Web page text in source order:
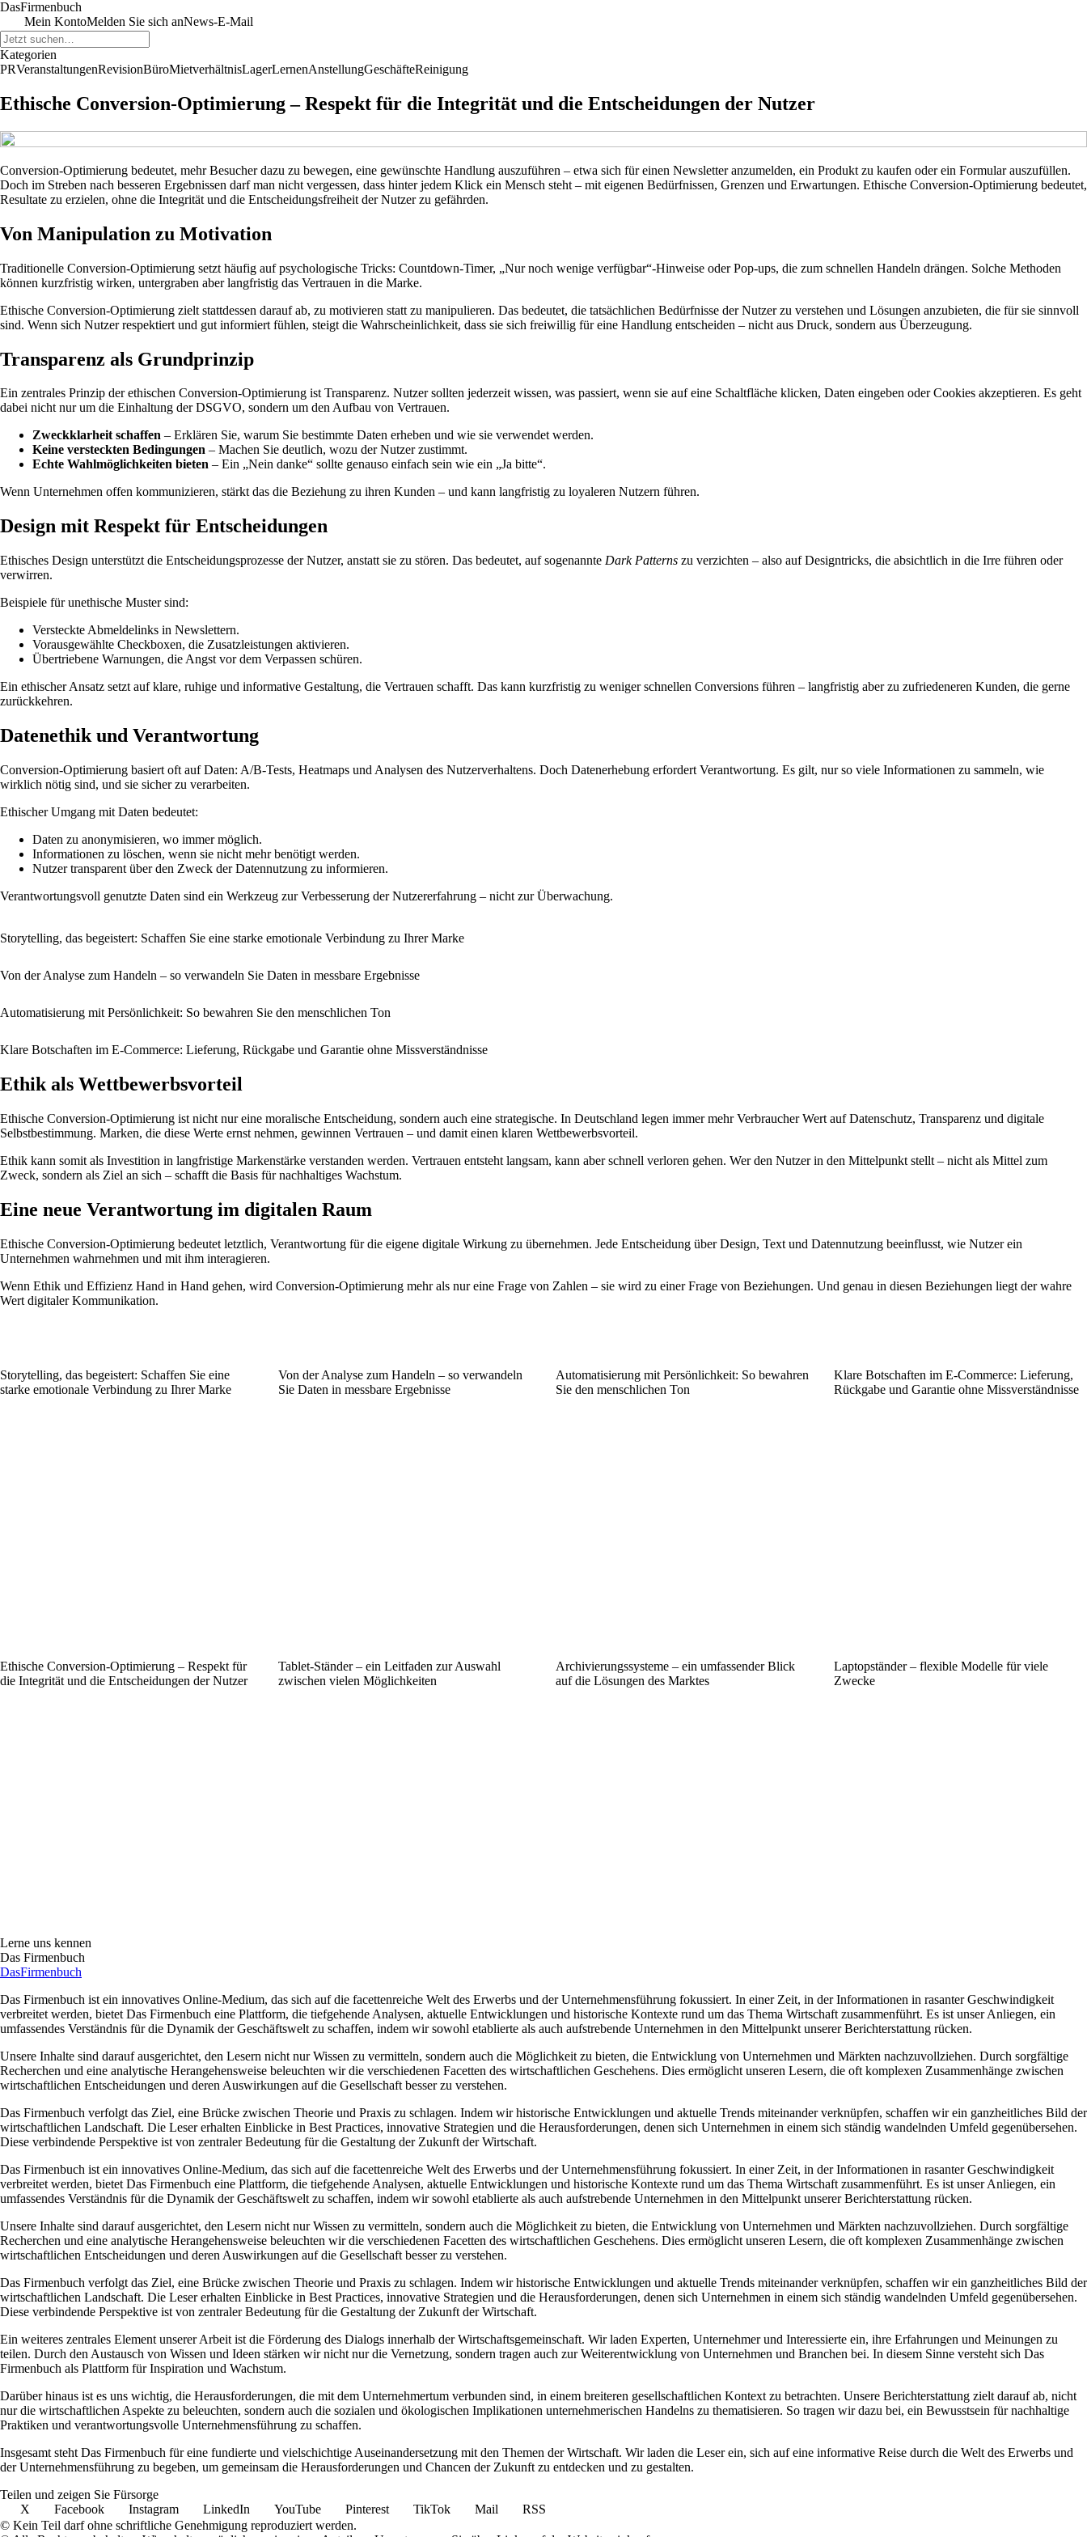
DasFirmenbuch
Mein KontoMelden Sie sich anNews-E-Mail
Kategorien
PRVeranstaltungenRevisionBüroMietverhältnisLagerLernenAnstellungGeschäfteReinigung
Ethische Conversion-Optimierung – Respekt für die Integrität und die Entscheidungen der Nutzer
Conversion-Optimierung bedeutet, mehr Besucher dazu zu bewegen, eine gewünschte Handlung auszuführen – etwa sich für einen Newsletter anzumelden, ein Produkt zu kaufen oder ein Formular auszufüllen.
Doch im Streben nach besseren Ergebnissen darf man nicht vergessen, dass hinter jedem Klick ein Mensch steht – mit eigenen Bedürfnissen, Grenzen und Erwartungen. Ethische Conversion-Optimierung bedeutet,
Resultate zu erzielen, ohne die Integrität und die Entscheidungsfreiheit der Nutzer zu gefährden.
Von Manipulation zu Motivation
Traditionelle Conversion-Optimierung setzt häufig auf psychologische Tricks: Countdown-Timer, „Nur noch wenige verfügbar“-Hinweise oder Pop-ups, die zum schnellen Handeln drängen. Solche Methoden
können kurzfristig wirken, untergraben aber langfristig das Vertrauen in die Marke.
Ethische Conversion-Optimierung zielt stattdessen darauf ab, zu motivieren statt zu manipulieren. Das bedeutet, die tatsächlichen Bedürfnisse der Nutzer zu verstehen und Lösungen anzubieten, die für sie sinnvoll
sind. Wenn sich Nutzer respektiert und gut informiert fühlen, steigt die Wahrscheinlichkeit, dass sie sich freiwillig für eine Handlung entscheiden – nicht aus Druck, sondern aus Überzeugung.
Transparenz als Grundprinzip
Ein zentrales Prinzip der ethischen Conversion-Optimierung ist Transparenz. Nutzer sollten jederzeit wissen, was passiert, wenn sie auf eine Schaltfläche klicken, Daten eingeben oder Cookies akzeptieren. Es geht
dabei nicht nur um die Einhaltung der DSGVO, sondern um den Aufbau von Vertrauen.
Zweckklarheit schaffen – Erklären Sie, warum Sie bestimmte Daten erheben und wie sie verwendet werden.
Keine versteckten Bedingungen – Machen Sie deutlich, wozu der Nutzer zustimmt.
Echte Wahlmöglichkeiten bieten – Ein „Nein danke“ sollte genauso einfach sein wie ein „Ja bitte“.
Wenn Unternehmen offen kommunizieren, stärkt das die Beziehung zu ihren Kunden – und kann langfristig zu loyaleren Nutzern führen.
Design mit Respekt für Entscheidungen
Ethisches Design unterstützt die Entscheidungsprozesse der Nutzer, anstatt sie zu stören. Das bedeutet, auf sogenannte Dark Patterns zu verzichten – also auf Designtricks, die absichtlich in die Irre führen oder
verwirren.
Beispiele für unethische Muster sind:
Versteckte Abmeldelinks in Newslettern.
Vorausgewählte Checkboxen, die Zusatzleistungen aktivieren.
Übertriebene Warnungen, die Angst vor dem Verpassen schüren.
Ein ethischer Ansatz setzt auf klare, ruhige und informative Gestaltung, die Vertrauen schafft. Das kann kurzfristig zu weniger schnellen Conversions führen – langfristig aber zu zufriedeneren Kunden, die gerne
zurückkehren.
Datenethik und Verantwortung
Conversion-Optimierung basiert oft auf Daten: A/B-Tests, Heatmaps und Analysen des Nutzerverhaltens. Doch Datenerhebung erfordert Verantwortung. Es gilt, nur so viele Informationen zu sammeln, wie
wirklich nötig sind, und sie sicher zu verarbeiten.
Ethischer Umgang mit Daten bedeutet:
Daten zu anonymisieren, wo immer möglich.
Informationen zu löschen, wenn sie nicht mehr benötigt werden.
Nutzer transparent über den Zweck der Datennutzung zu informieren.
Verantwortungsvoll genutzte Daten sind ein Werkzeug zur Verbesserung der Nutzererfahrung – nicht zur Überwachung.
Storytelling, das begeistert: Schaffen Sie eine starke emotionale Verbindung zu Ihrer Marke
Von der Analyse zum Handeln – so verwandeln Sie Daten in messbare Ergebnisse
Automatisierung mit Persönlichkeit: So bewahren Sie den menschlichen Ton
Klare Botschaften im E-Commerce: Lieferung, Rückgabe und Garantie ohne Missverständnisse
Ethik als Wettbewerbsvorteil
Ethische Conversion-Optimierung ist nicht nur eine moralische Entscheidung, sondern auch eine strategische. In Deutschland legen immer mehr Verbraucher Wert auf Datenschutz, Transparenz und digitale
Selbstbestimmung. Marken, die diese Werte ernst nehmen, gewinnen Vertrauen – und damit einen klaren Wettbewerbsvorteil.
Ethik kann somit als Investition in langfristige Markenstärke verstanden werden. Vertrauen entsteht langsam, kann aber schnell verloren gehen. Wer den Nutzer in den Mittelpunkt stellt – nicht als Mittel zum
Zweck, sondern als Ziel an sich – schafft die Basis für nachhaltiges Wachstum.
Eine neue Verantwortung im digitalen Raum
Ethische Conversion-Optimierung bedeutet letztlich, Verantwortung für die eigene digitale Wirkung zu übernehmen. Jede Entscheidung über Design, Text und Datennutzung beeinflusst, wie Nutzer ein
Unternehmen wahrnehmen und mit ihm interagieren.
Wenn Ethik und Effizienz Hand in Hand gehen, wird Conversion-Optimierung mehr als nur eine Frage von Zahlen – sie wird zu einer Frage von Beziehungen. Und genau in diesen Beziehungen liegt der wahre
Wert digitaler Kommunikation.
Storytelling, das begeistert: Schaffen Sie eine
starke emotionale Verbindung zu Ihrer Marke
Von der Analyse zum Handeln – so verwandeln
Sie Daten in messbare Ergebnisse
Automatisierung mit Persönlichkeit: So bewahren
Sie den menschlichen Ton
Klare Botschaften im E-Commerce: Lieferung,
Rückgabe und Garantie ohne Missverständnisse
Ethische Conversion-Optimierung – Respekt für
die Integrität und die Entscheidungen der Nutzer
Tablet-Ständer – ein Leitfaden zur Auswahl
zwischen vielen Möglichkeiten
Archivierungssysteme – ein umfassender Blick
auf die Lösungen des Marktes
Laptopständer – flexible Modelle für viele
Zwecke
Lerne uns kennen
Das Firmenbuch
DasFirmenbuch
Das Firmenbuch ist ein innovatives Online-Medium, das sich auf die facettenreiche Welt des Erwerbs und der Unternehmensführung fokussiert. In einer Zeit, in der Informationen in rasanter Geschwindigkeit
verbreitet werden, bietet Das Firmenbuch eine Plattform, die tiefgehende Analysen, aktuelle Entwicklungen und historische Kontexte rund um das Thema Wirtschaft zusammenführt. Es ist unser Anliegen, ein
umfassendes Verständnis für die Dynamik der Geschäftswelt zu schaffen, indem wir sowohl etablierte als auch aufstrebende Unternehmen in den Mittelpunkt unserer Berichterstattung rücken.
Unsere Inhalte sind darauf ausgerichtet, den Lesern nicht nur Wissen zu vermitteln, sondern auch die Möglichkeit zu bieten, die Entwicklung von Unternehmen und Märkten nachzuvollziehen. Durch sorgfältige
Recherchen und eine analytische Herangehensweise beleuchten wir die verschiedenen Facetten des wirtschaftlichen Geschehens. Dies ermöglicht unseren Lesern, die oft komplexen Zusammenhänge zwischen
wirtschaftlichen Entscheidungen und deren Auswirkungen auf die Gesellschaft besser zu verstehen.
Das Firmenbuch verfolgt das Ziel, eine Brücke zwischen Theorie und Praxis zu schlagen. Indem wir historische Entwicklungen und aktuelle Trends miteinander verknüpfen, schaffen wir ein ganzheitliches Bild der
wirtschaftlichen Landschaft. Die Leser erhalten Einblicke in Best Practices, innovative Strategien und die Herausforderungen, denen sich Unternehmen in einem sich ständig wandelnden Umfeld gegenübersehen.
Diese verbindende Perspektive ist von zentraler Bedeutung für die Gestaltung der Zukunft der Wirtschaft.
Das Firmenbuch ist ein innovatives Online-Medium, das sich auf die facettenreiche Welt des Erwerbs und der Unternehmensführung fokussiert. In einer Zeit, in der Informationen in rasanter Geschwindigkeit
verbreitet werden, bietet Das Firmenbuch eine Plattform, die tiefgehende Analysen, aktuelle Entwicklungen und historische Kontexte rund um das Thema Wirtschaft zusammenführt. Es ist unser Anliegen, ein
umfassendes Verständnis für die Dynamik der Geschäftswelt zu schaffen, indem wir sowohl etablierte als auch aufstrebende Unternehmen in den Mittelpunkt unserer Berichterstattung rücken.
Unsere Inhalte sind darauf ausgerichtet, den Lesern nicht nur Wissen zu vermitteln, sondern auch die Möglichkeit zu bieten, die Entwicklung von Unternehmen und Märkten nachzuvollziehen. Durch sorgfältige
Recherchen und eine analytische Herangehensweise beleuchten wir die verschiedenen Facetten des wirtschaftlichen Geschehens. Dies ermöglicht unseren Lesern, die oft komplexen Zusammenhänge zwischen
wirtschaftlichen Entscheidungen und deren Auswirkungen auf die Gesellschaft besser zu verstehen.
Das Firmenbuch verfolgt das Ziel, eine Brücke zwischen Theorie und Praxis zu schlagen. Indem wir historische Entwicklungen und aktuelle Trends miteinander verknüpfen, schaffen wir ein ganzheitliches Bild der
wirtschaftlichen Landschaft. Die Leser erhalten Einblicke in Best Practices, innovative Strategien und die Herausforderungen, denen sich Unternehmen in einem sich ständig wandelnden Umfeld gegenübersehen.
Diese verbindende Perspektive ist von zentraler Bedeutung für die Gestaltung der Zukunft der Wirtschaft.
Ein weiteres zentrales Element unserer Arbeit ist die Förderung des Dialogs innerhalb der Wirtschaftsgemeinschaft. Wir laden Experten, Unternehmer und Interessierte ein, ihre Erfahrungen und Meinungen zu
teilen. Durch den Austausch von Wissen und Ideen stärken wir nicht nur die Vernetzung, sondern tragen auch zur Weiterentwicklung von Unternehmen und Branchen bei. In diesem Sinne versteht sich Das
Firmenbuch als Plattform für Inspiration und Wachstum.
Darüber hinaus ist es uns wichtig, die Herausforderungen, die mit dem Unternehmertum verbunden sind, in einem breiteren gesellschaftlichen Kontext zu betrachten. Unsere Berichterstattung zielt darauf ab, nicht
nur die wirtschaftlichen Aspekte zu beleuchten, sondern auch die sozialen und ökologischen Implikationen unternehmerischen Handelns zu thematisieren. So tragen wir dazu bei, ein Bewusstsein für nachhaltige
Praktiken und verantwortungsvolle Unternehmensführung zu schaffen.
Insgesamt steht Das Firmenbuch für eine fundierte und vielschichtige Auseinandersetzung mit den Themen der Wirtschaft. Wir laden die Leser ein, sich auf eine informative Reise durch die Welt des Erwerbs und
der Unternehmensführung zu begeben, um gemeinsam die Herausforderungen und Chancen der Zukunft zu entdecken und zu gestalten.
Teilen und zeigen Sie Fürsorge
X
Facebook Instagram LinkedIn YouTube Pinterest TikTok Mail
RSS
© Kein Teil darf ohne schriftliche Genehmigung reproduziert werden.